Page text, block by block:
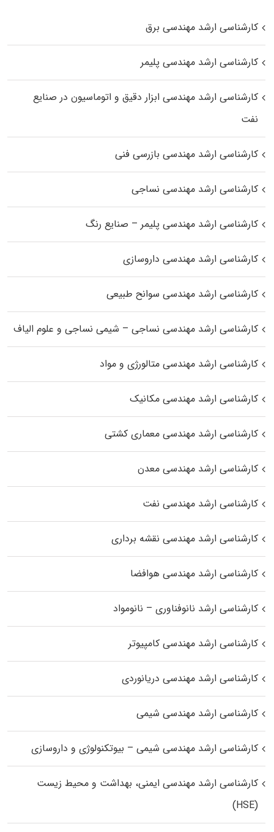
کارشناسی ارشد مهندسی برق
کارشناسی ارشد مهندسی پلیمر
کارشناسی ارشد مهندسی ابزار دقیق و اتوماسیون در صنایع
نفت
کارشناسی ارشد مهندسی بازرسی فنی
کارشناسی ارشد مهندسی نساجی
کارشناسی ارشد مهندسی پلیمر – صنایع رنگ
کارشناسی ارشد مهندسی داروسازی
کارشناسی ارشد مهندسی سوانح طبیعی
کارشناسی ارشد مهندسی نساجی – شیمی نساجی و علوم الیاف
کارشناسی ارشد مهندسی متالورژی و مواد
کارشناسی ارشد مهندسی مکانیک
کارشناسی ارشد مهندسی معماری کشتی
کارشناسی ارشد مهندسی معدن
کارشناسی ارشد مهندسی نفت
کارشناسی ارشد مهندسی نقشه برداری
کارشناسی ارشد مهندسی هوافضا
کارشناسی ارشد نانوفناوری – نانومواد
کارشناسی ارشد مهندسی کامپیوتر
کارشناسی ارشد مهندسی دریانوردی
کارشناسی ارشد مهندسی شیمی
کارشناسی ارشد مهندسی شیمی – بیوتکنولوژی و داروسازی
کارشناسی ارشد مهندسی ایمنی، بهداشت و محیط زیست
(HSE)